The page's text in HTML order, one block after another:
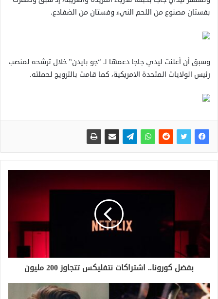
بفستان مصنوع من اللحم النيء وفستان من الضفادع.
وسبق أن أعلنت ليدي جاجا دعمها لـ “جو بايدن” خلال ترشحه لمنصب
رئيس الولايات المتحدة الامريكية، كما قامت بالترويج لحملته.
بفضل كورونا.. اشتراكات نتفليكس تتجاوز 200 مليون